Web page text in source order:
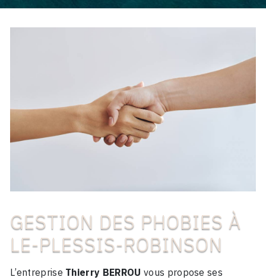
GESTION DES PHOBIES À
LE-PLESSIS-ROBINSON
L’entreprise Thierry BERROU vous propose ses